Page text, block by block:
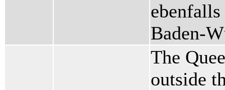
Baden-
The
outside